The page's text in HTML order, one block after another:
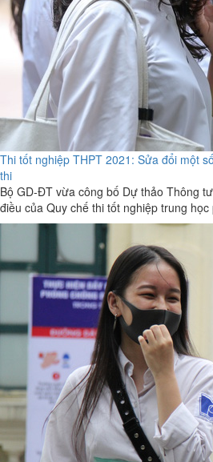
Thi tốt nghiệp THPT 2021: Sửa đổi một
thi
Bộ GD-ĐT vừa công bố Dự thảo Thông
điều của Quy chế thi tốt nghiệp trung học